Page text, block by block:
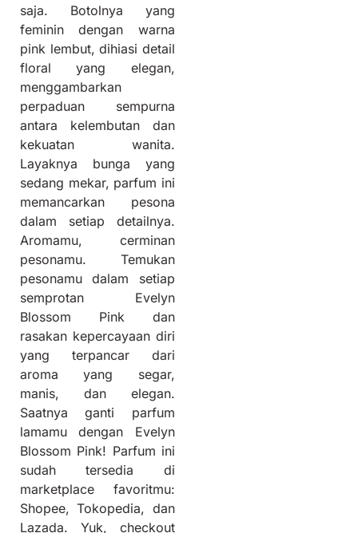
saja. Botolnya yang
feminin dengan warna
pink lembut, dihiasi detail
floral yang elegan,
menggambarkan
perpaduan sempurna
antara kelembutan dan
kekuatan wanita.
Layaknya bunga yang
sedang mekar, parfum ini
memancarkan pesona
dalam setiap detailnya.
Aromamu, cerminan
pesonamu. Temukan
pesonamu dalam setiap
semprotan Evelyn
Blossom Pink dan
rasakan kepercayaan diri
yang terpancar dari
aroma yang segar,
manis, dan elegan.
Saatnya ganti parfum
lamamu dengan Evelyn
Blossom Pink! Parfum ini
sudah tersedia di
marketplace favoritmu:
Shopee, Tokopedia, dan
Lazada. Yuk, checkout